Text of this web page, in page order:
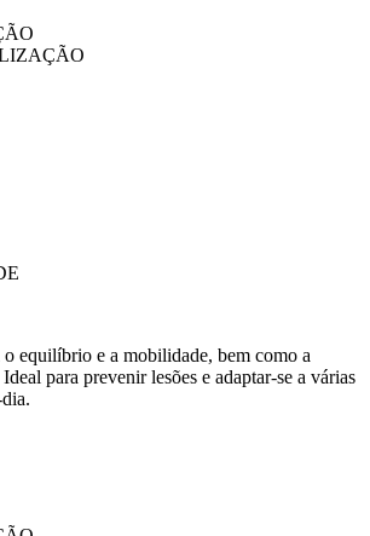
equilíbrio e a mobilidade, bem como a
para prevenir lesões e adaptar-se a várias